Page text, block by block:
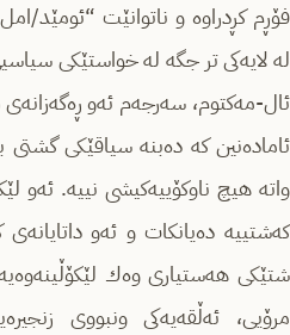
فۆڕم كڕدراوە و ناتوانێت “ئومێد/
لە لایەكی تر جگە لە خواستێكى
ئال-مەكتوم، سەرجەم ئەو ڕەگەزانەى
ئامادەنین كە دەبنە سیاقێكى
واتە هیچ ناوكۆییەكیشى نییە. ئەو
كەشتییە دەیانكات و ئەو داتایانەى
شتێكى هەستیارى وەك
مرۆیى، ئەڵقەیەكى ونبووى